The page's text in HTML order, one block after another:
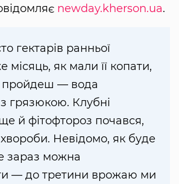
newday.kherson.ua.
гектарів ранньої
місяць, як мали її копати,
пройдеш — вода
грязюкою. Клубні
й фітофтороз почався,
хвороби. Невідомо, як буде
зараз можна
— до третини врожаю ми